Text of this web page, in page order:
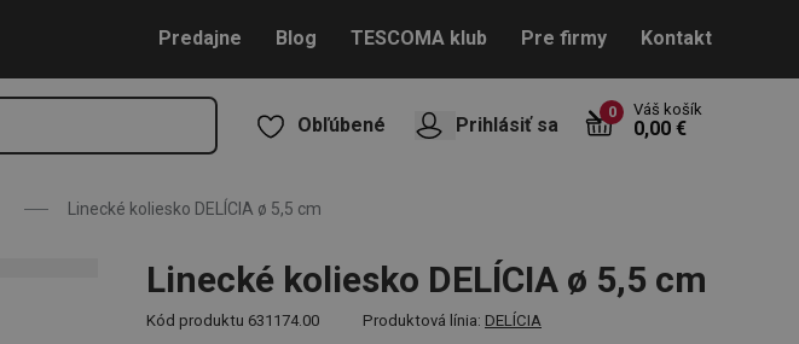
Predajne Blog TESCOMA klub Pre firmy Kontakt
Obľúbené Prihlásiť sa
0 Váš košík
0,00 €
Linecké koliesko DELÍCIA ø 5,5 cm
Linecké koliesko DELÍCIA ø 5,5 cm
Kód produktu 631174.00 Produktová línia: DELÍCIA